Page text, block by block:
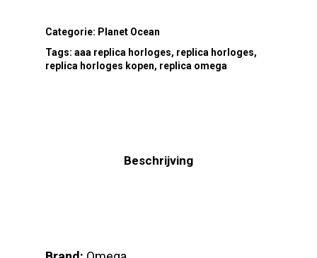
Categorie: Planet Ocean
Tags: aaa replica horloges, replica horloges,
replica horloges kopen, replica omega
Beschrijving